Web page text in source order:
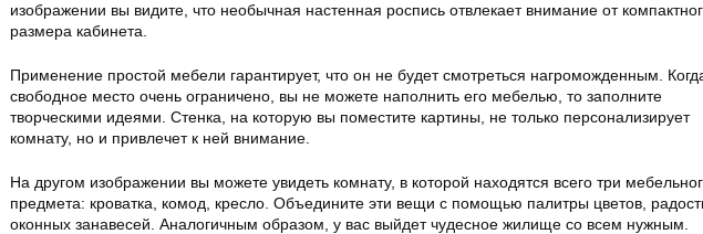
изображении вы видите, что необычная настенная роспись отвлекает внимание от
размера кабинета.
Применение простой мебели гарантирует, что он не будет смотреться нагроможденным.
свободное место очень ограничено, вы не можете наполнить его мебелью, то заполните
творческими идеями. Стенка, на которую вы поместите картины, не только персонализирует
комнату, но и привлечет к ней внимание.
На другом изображении вы можете увидеть комнату, в которой находятся всего три
предмета: кроватка, комод, кресло. Объедините эти вещи с помощью палитры цветов,
оконных занавесей. Аналогичным образом, у вас выйдет чудесное жилище со всем нужным.